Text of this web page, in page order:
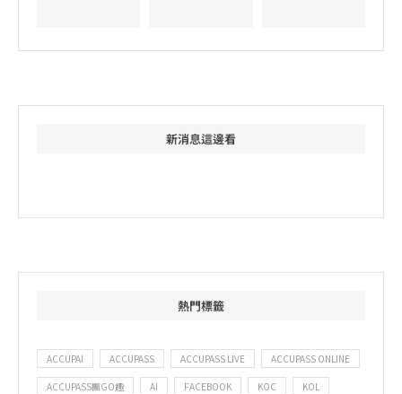
新消息這邊看
熱門標籤
ACCUPAI ACCUPASS ACCUPASS LIVE ACCUPASS ONLINE
ACCUPASS團GO趣 AI FACEBOOK KOC KOL